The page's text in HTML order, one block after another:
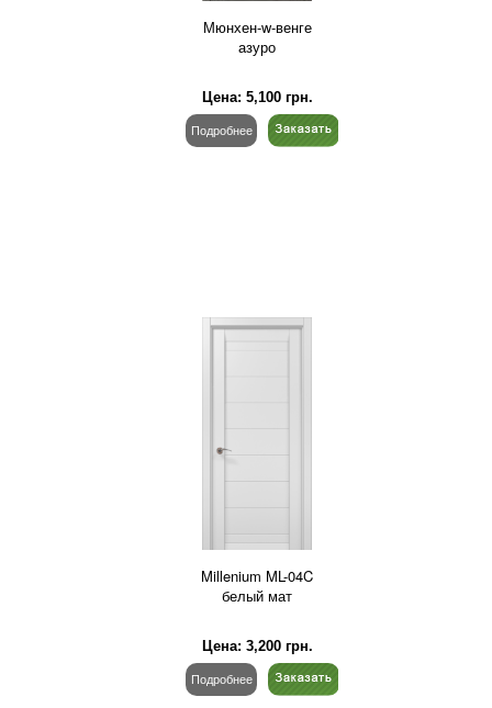
Мюнхен-w-венге
азуро
Цена: 5,100грн.
Подробнее
Millenium ML-04C
белый мат
Цена: 3,200грн.
Подробнее